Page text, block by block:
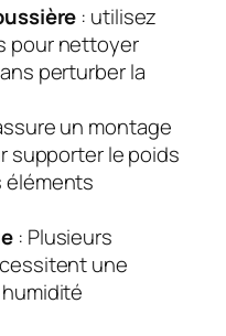
: utilisez
pour nettoyer
perturber la
un montage
supporter le poids
éléments
: Plusieurs
une